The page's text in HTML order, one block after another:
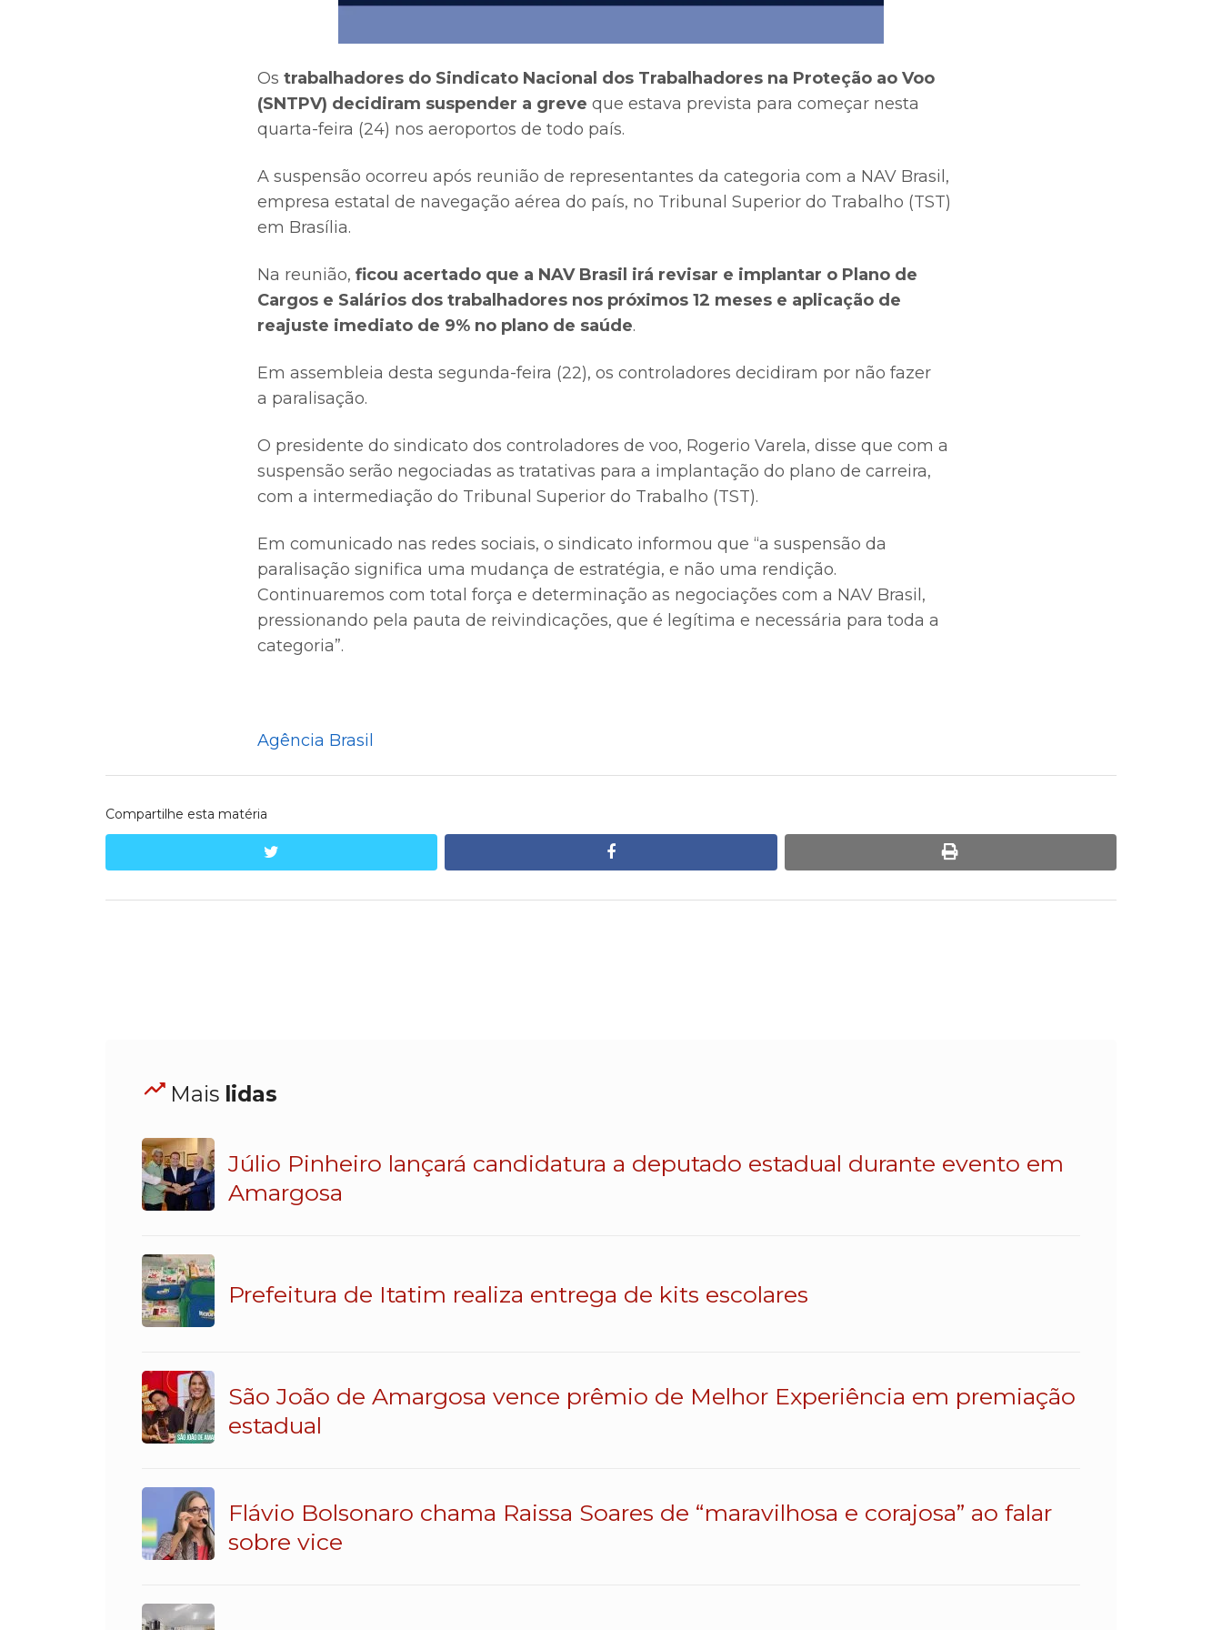
Os trabalhadores do Sindicato Nacional dos Trabalhadores na Proteção ao Voo
(SNTPV) decidiram suspender a greve que estava prevista para começar nesta
quarta-feira (24) nos aeroportos de todo país.
A suspensão ocorreu após reunião de representantes da categoria com a NAV Brasil,
empresa estatal de navegação aérea do país, no Tribunal Superior do Trabalho (TST)
em Brasília.
Na reunião, ficou acertado que a NAV Brasil irá revisar e implantar o Plano de
Cargos e Salários dos trabalhadores nos próximos 12 meses e aplicação de
reajuste imediato de 9% no plano de saúde.
Em assembleia desta segunda-feira (22), os controladores decidiram por não fazer
a paralisação.
O presidente do sindicato dos controladores de voo, Rogerio Varela, disse que com a
suspensão serão negociadas as tratativas para a implantação do plano de carreira,
com a intermediação do Tribunal Superior do Trabalho (TST).
Em comunicado nas redes sociais, o sindicato informou que “a suspensão da
paralisação significa uma mudança de estratégia, e não uma rendição.
Continuaremos com total força e determinação as negociações com a NAV Brasil,
pressionando pela pauta de reivindicações, que é legítima e necessária para toda a
categoria”.
Agência Brasil
Compartilhe esta matéria
facebook print
Mais lidas
Júlio Pinheiro lançará candidatura a deputado estadual durante evento em
Amargosa
Prefeitura de Itatim realiza entrega de kits escolares
São João de Amargosa vence prêmio de Melhor Experiência em premiação
estadual
Flávio Bolsonaro chama Raissa Soares de “maravilhosa e corajosa” ao falar
sobre vice